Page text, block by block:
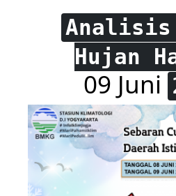
Analisis
Hujan
09 Juni